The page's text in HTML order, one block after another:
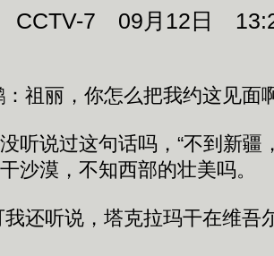
CCTV-7 09月12日
丽，你怎么把我约这见面
说过这句话吗，“不到新疆
沙漠，不知西部的壮美吗。
听说，塔克拉玛干在维吾